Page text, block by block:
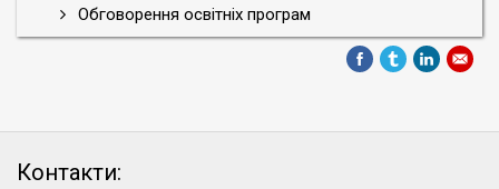
Обговорення освітніх програм
Контакти: